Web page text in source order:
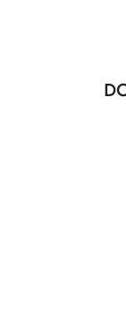
Pomiń